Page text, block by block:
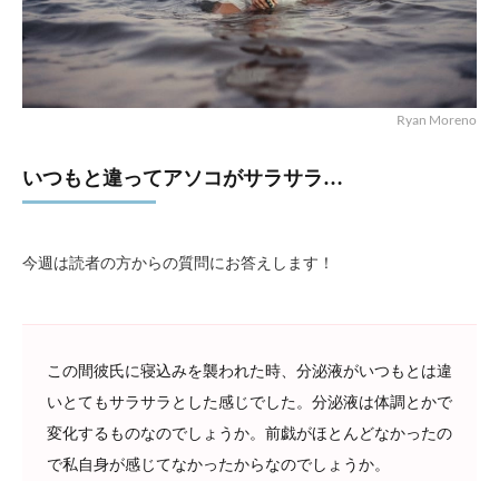
Ryan Moreno
いつもと違ってアソコがサラサラ…
今週は読者の方からの質問にお答えします！
この間彼氏に寝込みを襲われた時、分泌液がいつもとは違
いとてもサラサラとした感じでした。分泌液は体調とかで
変化するものなのでしょうか。前戯がほとんどなかったの
で私自身が感じてなかったからなのでしょうか。